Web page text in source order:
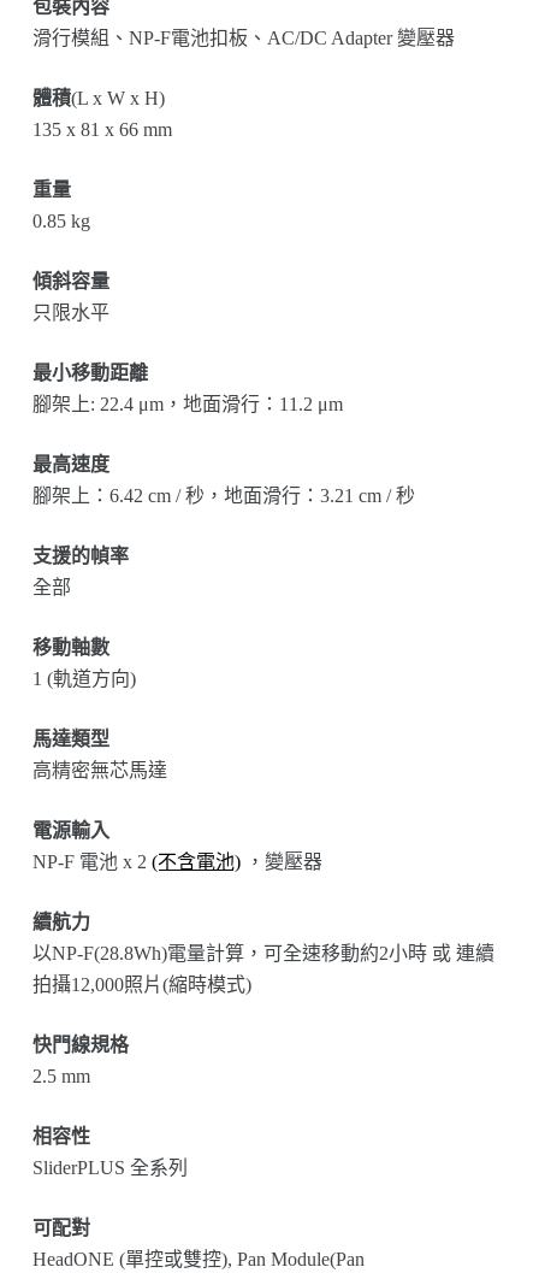
包裝內容
滑行模組、NP-F電池扣板、AC/DC Adapter 變壓器
體積(L x W x H)
135 x 81 x 66 mm
重量
0.85 kg
傾斜容量
只限水平
最小移動距離
腳架上: 22.4 μm，地面滑行：11.2 μm
最高速度
腳架上：6.42 cm / 秒，地面滑行：3.21 cm / 秒
支援的幀率
全部
移動軸數
1 (軌道方向)
馬達類型
高精密無芯馬達
電源輸入
NP-F 電池 x 2 (不含電池)，變壓器
續航力
以NP-F(28.8Wh)電量計算，可全速移動約2小時 或 連續
拍攝12,000照片(縮時模式)
快門線規格
2.5 mm
相容性
SliderPLUS 全系列
可配對
HeadONE (單控或雙控), Pan Module(Pan